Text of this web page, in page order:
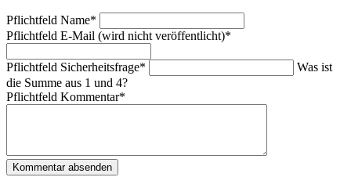
Pflichtfeld Name*
Pflichtfeld E-Mail (wird nicht veröffentlicht)*
Pflichtfeld Sicherheitsfrage*
Was ist
die Summe aus 1 und 4?
Pflichtfeld Kommentar*
Kommentar absenden